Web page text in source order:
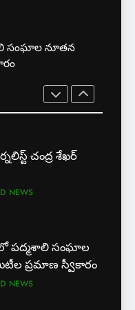
పద్మశాలి సంఘాల
ప్రమాణ స్వీకారం
టౌన్ ఎస్ ఐ
శాఖ అధికారుల
ఎక్సైజ్ సీఐ
సంఘాల నూతన
UPDATED
క్లర్క్‌కు
ఆర్థిక చేయూత
KARIMNAGAR NEWS
చంద్ర శేఖర్
NEWS
పద్మశాలి సంఘాల
ప్రమాణ స్వీకారం
NEWS